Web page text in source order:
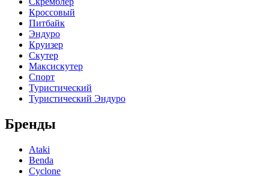
Кроссовый
Питбайк
Эндуро
Круизер
Скутер
Максискутер
Спорт
Туристический
Туристический Эндуро
Бренды
Ataki
Benda
Cyclone